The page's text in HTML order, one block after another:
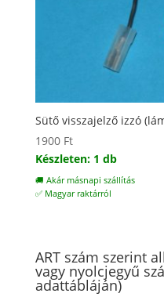
Sütő visszajelző izzó
1900 Ft
Készleten: 1 db
🚚 Akár másnapi szállítás
✅ Magyar raktárról
ART szám szerint
vagy nyolcjegyű
adattábláján)